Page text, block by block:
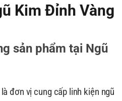
Kim Đỉnh Vàng
sản phẩm tại Ngũ
đơn vị cung cấp linh kiện ngũ